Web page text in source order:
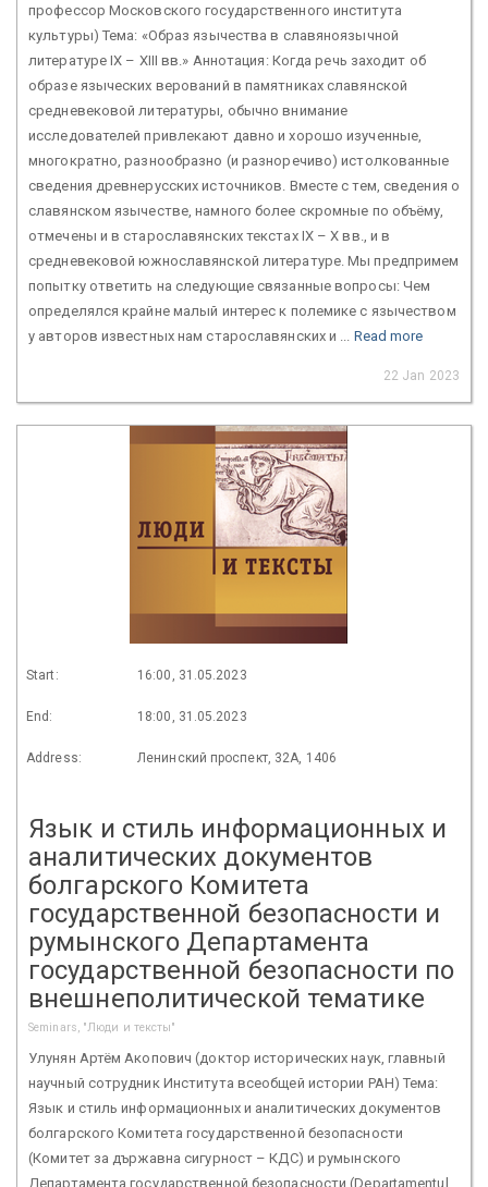
профессор Московского государственного института
культуры) Тема: «Образ язычества в славяноязычной
литературе IX – XIII вв.» Аннотация: Когда речь заходит об
образе языческих верований в памятниках славянской
средневековой литературы, обычно внимание
исследователей привлекают давно и хорошо изученные,
многократно, разнообразно (и разноречиво) истолкованные
сведения древнерусских источников. Вместе с тем, сведения о
славянском язычестве, намного более скромные по объёму,
отмечены и в старославянских текстах IX – X вв., и в
средневековой южнославянской литературе. Мы предпримем
попытку ответить на следующие связанные вопросы: Чем
определялся крайне малый интерес к полемике с язычеством
у авторов известных нам старославянских и ... Read more
22 Jan 2023
Start: 16:00, 31.05.2023
End: 18:00, 31.05.2023
Address: Ленинский проспект, 32А, 1406
Язык и стиль информационных и
аналитических документов
болгарского Комитета
государственной безопасности и
румынского Департамента
государственной безопасности по
внешнеполитической тематике
Seminars, "Люди и тексты"
Улунян Артём Акопович (доктор исторических наук, главный
научный сотрудник Института всеобщей истории РАН) Тема:
Язык и стиль информационных и аналитических документов
болгарского Комитета государственной безопасности
(Комитет за държавна сигурност – КДС) и румынского
Департамента государственной безопасности (Departamentul